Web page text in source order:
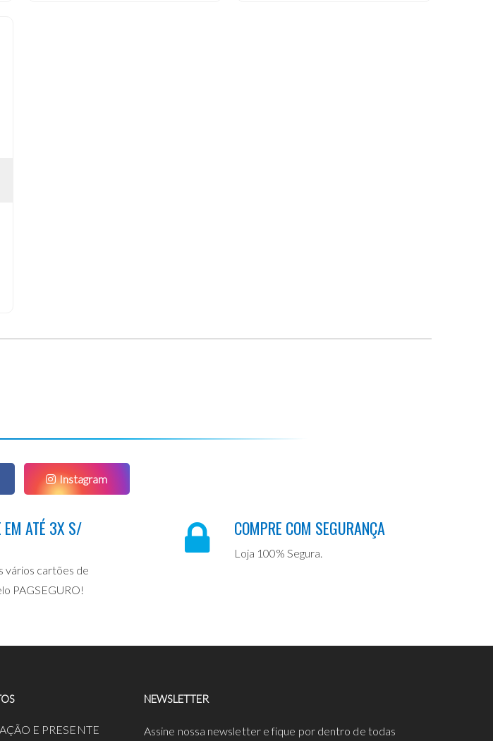
Instagram
EM ATÉ 3X S/
vários cartões de
PAGSEGURO!
COMPRE COM SEGURANÇA
Loja 100% Segura.
E PRESENTE
NEWSLETTER
Assine nossa newsletter e fique por dentro de todas